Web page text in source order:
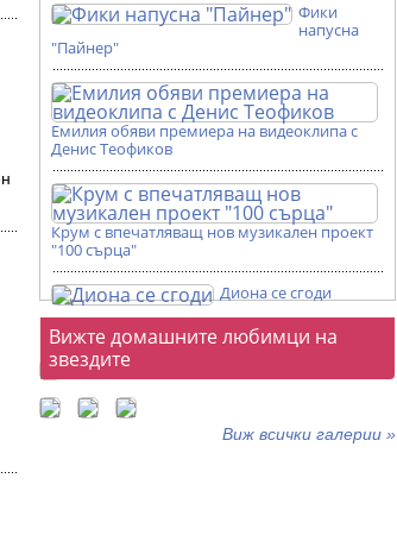
Фики
напусна
"Пайнер"
Емилия обяви премиера на видеоклипа с
Денис Теофиков
Крум с впечатляващ нов музикален проект
"100 сърца"
Диона се сгоди
Фотогалерии
Вижте домашните любимци на
звездите
Виж всички галерии »